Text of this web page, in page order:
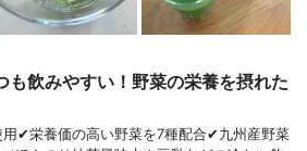
も飲みやすい！野菜の栄養を摂れた
✔︎栄養価の高い野菜を7種配合✔︎九州産野菜